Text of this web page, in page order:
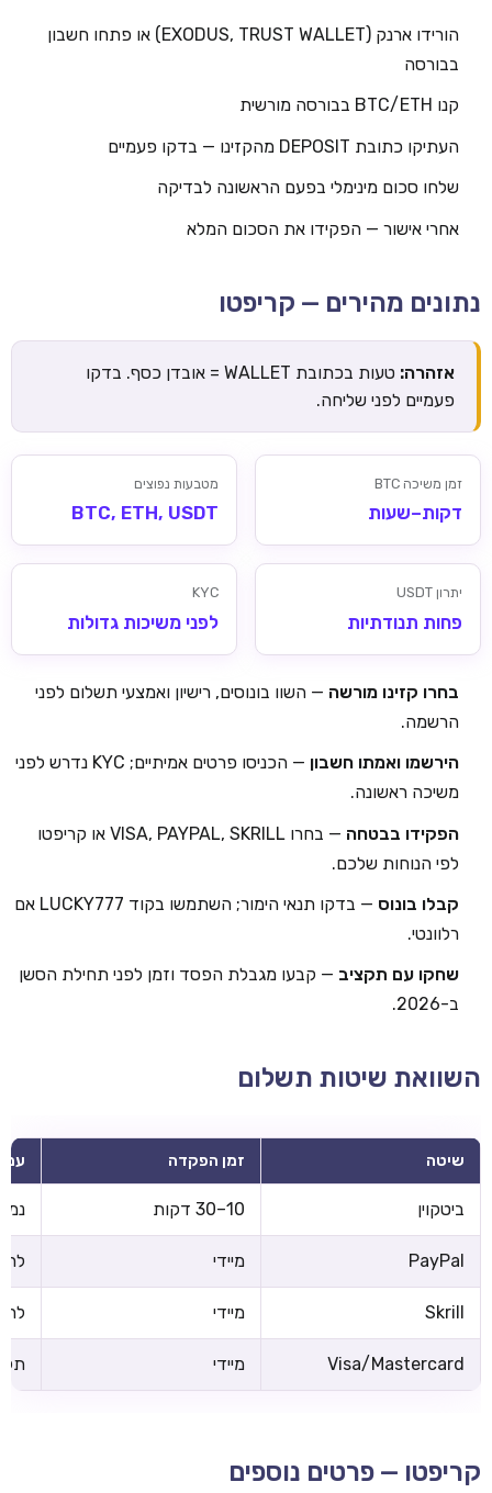
הורידו ארנק (EXODUS, TRUST WALLET) או פתחו חשבון
בבורסה
קנו BTC/ETH בבורסה מורשית
העתיקו כתובת DEPOSIT מהקזינו — בדקו פעמיים
שלחו סכום מינימלי בפעם הראשונה לבדיקה
אחרי אישור — הפקידו את הסכום המלא
נתונים מהירים — קריפטו
אזהרה:
טעות בכתובת WALLET = אובדן כסף. בדקו
פעמיים לפני שליחה.
זמן משיכה BTC
דקות–שעות
מטבעות נפוצים
BTC, ETH, USDT
יתרון USDT
פחות תנודתיות
KYC
לפני משיכות גדולות
בחרו קזינו מורשה — השוו בונוסים, רישיון ואמצעי תשלום לפני
הרשמה.
הירשמו ואמתו חשבון
— הכניסו פרטים אמיתיים; KYC נדרש לפני
משיכה ראשונה.
הפקידו בבטחה
— בחרו VISA, PAYPAL, SKRILL או קריפטו
לפי הנוחות שלכם.
קבלו בונוס
— בדקו תנאי הימור; השתמשו בקוד LUCKY777 אם
רלוונטי.
שחקו עם תקציב — קבעו מגבלת הפסד וזמן לפני תחילת הסשן
ב-2026.
השוואת שיטות תשלום
שיטה זמן הפקדה
ביטקוין 10–30 דקות
PayPal מיידי
Skrill מיידי
Visa/Mastercard מיידי
קריפטו — פרטים נוספים